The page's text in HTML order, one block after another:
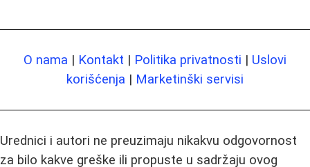
O nama | Kontakt | Politika privatnosti | Uslovi
korišćenja | Marketinški servisi
Urednici i autori ne preuzimaju nikakvu odgovornost
za bilo kakve greške ili propuste u sadržaju ovog